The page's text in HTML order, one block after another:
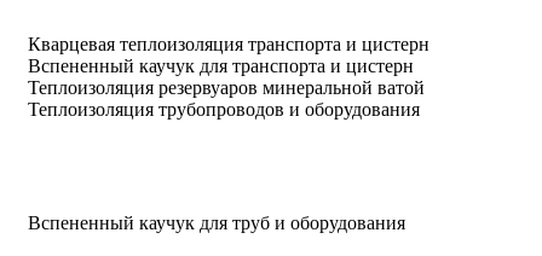
Кварцевая теплоизоляция транспорта и цистерн
Вспененный каучук для транспорта и цистерн
Теплоизоляция резервуаров минеральной ватой
Теплоизоляция трубопроводов и оборудования
Вспененный каучук для труб и оборудования